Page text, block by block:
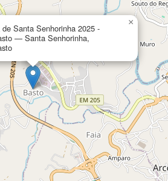
Santa Senhorinha 2025 -
— Santa Senhorinha,
×